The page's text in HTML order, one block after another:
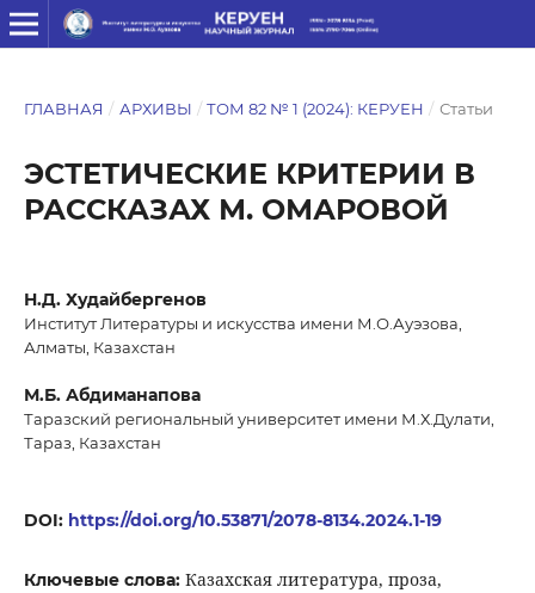
ГЛАВНАЯ / АРХИВЫ / ТОМ 82 № 1 (2024): КЕРУЕН / Статьи
ЭСТЕТИЧЕСКИЕ КРИТЕРИИ В
РАССКАЗАХ М. ОМАРОВОЙ
Н.Д. Худайбергенов
Институт Литературы и искусства имени М.О.Ауэзова,
Алматы, Казахстан
М.Б. Абдиманапова
Таразский региональный университет имени М.Х.Дулати,
Тараз, Казахстан
DOI: https://doi.org/10.53871/2078-8134.2024.1-19
Ключевые слова: Казахская литература, проза,